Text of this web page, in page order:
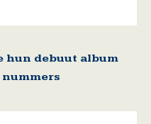
hun debuut album